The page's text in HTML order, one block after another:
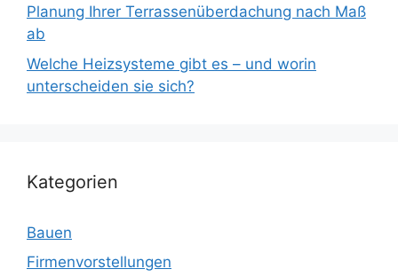
Planung Ihrer Terrassenüberdachung nach Maß
ab
Welche Heizsysteme gibt es – und worin
unterscheiden sie sich?
Kategorien
Bauen
Firmenvorstellungen